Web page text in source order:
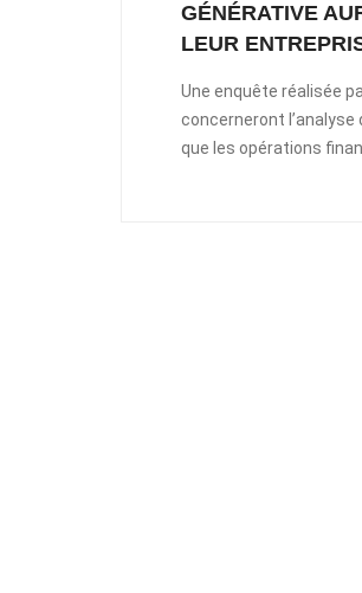
GÉNÉRATIVE
LEUR
Une enquête réalisée
concerneront
que les opérations